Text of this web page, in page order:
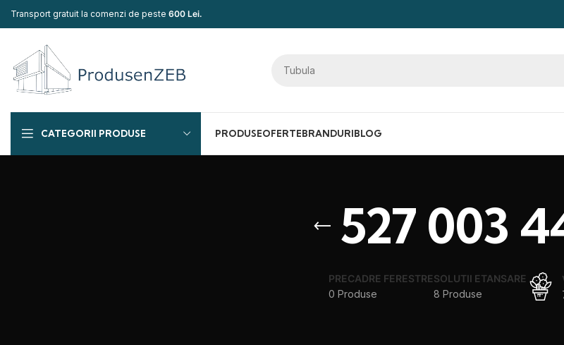
Transport gratuit la comenzi de peste 600 Lei.
CATEGORII PRODUSE PRODUSEOFERTEBRANDURIBLOG
527 003
PRECADRE FERESTRE
0 Produse
SOLUTII ETANSARE
8 Produse